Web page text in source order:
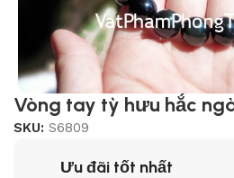
Vòng tay tỳ hưu hắc
SKU:S6809
Ưu đãi tốt nhất